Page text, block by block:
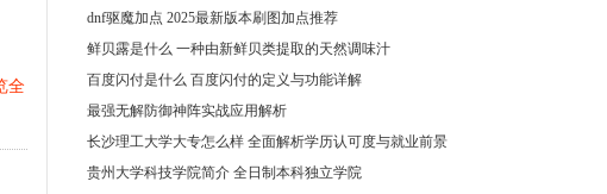
全
dnf驱魔加点 2025最新版本刷图加点推荐
鲜贝露是什么 一种由新鲜贝类提取的天然调味汁
百度闪付是什么 百度闪付的定义与功能详解
最强无解防御神阵实战应用解析
长沙理工大学大专怎么样 全面解析学历认可度与就业前景
贵州大学科技学院简介 全日制本科独立学院